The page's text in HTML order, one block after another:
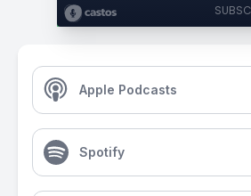
Apple Podcasts
Spotify